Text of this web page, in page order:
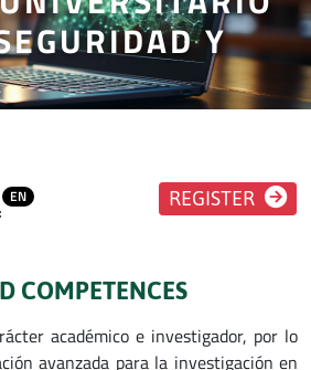
Y
EN REGISTER
COMPETENCES
académico e investigador, por lo
avanzada para la investigación en